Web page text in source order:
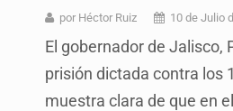
por Héctor Ruiz 10 de Julio
El gobernador de Jalisco,
prisión dictada contra los
muestra clara de que en